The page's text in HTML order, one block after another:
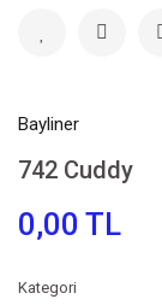
Bayliner
742 Cuddy
0,00 TL
Kategori